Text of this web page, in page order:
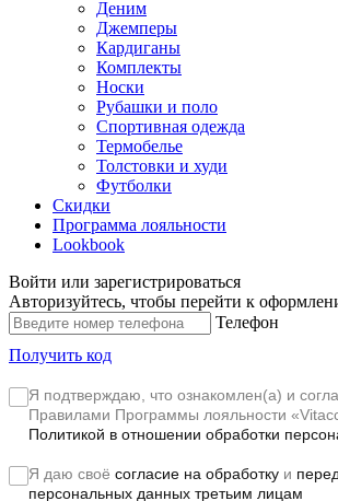
Деним
Джемперы
Кардиганы
Комплекты
Носки
Рубашки и поло
Спортивная одежда
Термобелье
Толстовки и худи
Футболки
Скидки
Программа лояльности
Lookbook
Войти или зарегистрироваться
Авторизуйтесь, чтобы перейти к
Телефон
Получить код
Я подтверждаю, что ознакомлен(а) и
Правилами Программы лояльности
Политикой в отношении обработки
Я даю своё согласие на обработку и
персональных данных третьим лицам